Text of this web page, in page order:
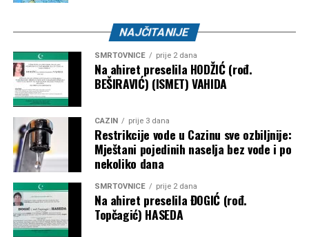
ŽOK “Bužim” –1.000 KM
Bosanski Petrovac – 3.500 KM
Udruženje košarkaškog sporta “Mladost” –
Karate klub “Mladost” –1.500 KM
Objavljivanjem kompletne liste korisnika javnost je po prvi
put dobila detaljan uvid u raspodjelu dodatnih budžetskih
sredstava za sport. Ostaje otvoreno pitanje prema kojim su
kriterijima određeni pojedinačni iznosi, budući da
obrazloženje metodologije raspodjele nije objavljeno.
NAJČITANIJE
SMRTOVNICE prije 2 dana
Na ahiret preselila HODŽIĆ (rođ.
BEŠIRAVIĆ) (ISMET) VAHIDA
CAZIN prije 3 dana
Restrikcije vode u Cazinu sve ozbiljnije:
Mještani pojedinih naselja bez vode i po
nekoliko dana
SMRTOVNICE prije 2 dana
Na ahiret preselila ĐOGIĆ (rođ.
Topčagić) HASEDA